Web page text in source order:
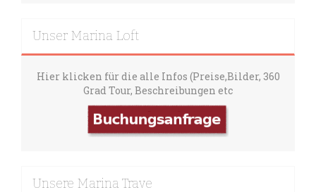
Unser Marina Loft
Hier klicken für die alle Infos (Preise,Bilder, 360
Grad Tour, Beschreibungen etc
Unsere Marina Trave